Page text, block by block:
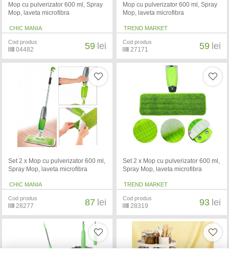
Mop cu pulverizator 600 ml, Spray
Mop, laveta microfibra
CHIC MANIA
Cod produs
04482 59 lei
Mop cu pulverizator 600 ml, Spray
Mop, laveta microfibra
TREND MARKET
Cod produs
27171 59 lei
Set 2 x Mop cu pulverizator 600 ml,
Spray Mop, laveta microfibra
CHIC MANIA
Cod produs
28277 87 lei
Set 2 x Mop cu pulverizator 600 ml,
Spray Mop, laveta microfibra
TREND MARKET
Cod produs
28319 93 lei